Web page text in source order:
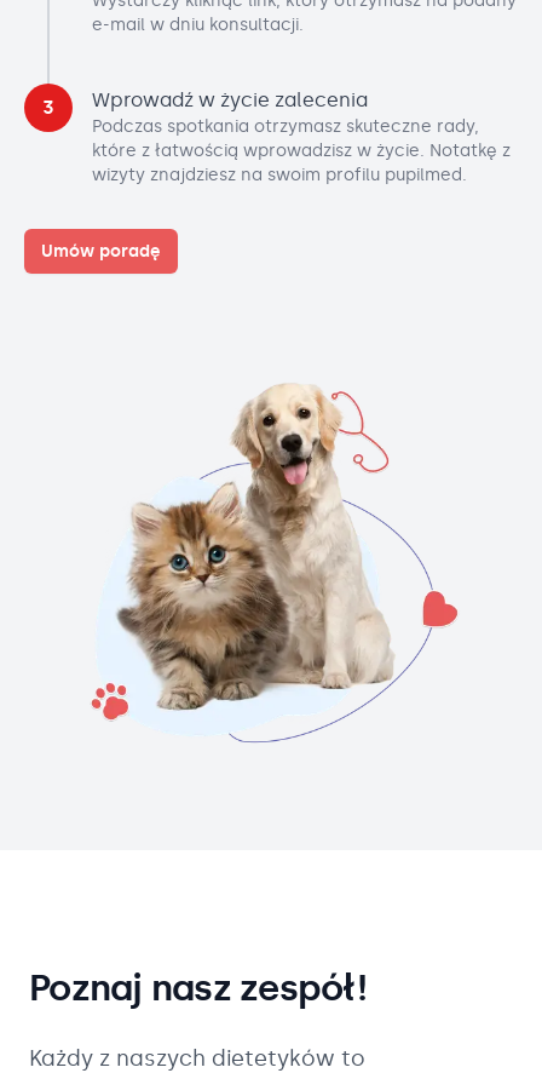
e-mail w dniu konsultacji.
3 Wprowadź w życie zalecenia
Podczas spotkania otrzymasz skuteczne rady,
które z łatwością wprowadzisz w życie. Notatkę z
wizyty znajdziesz na swoim profilu pupilmed.
Umów poradę
Poznaj nasz zespół!
Każdy z naszych dietetyków to